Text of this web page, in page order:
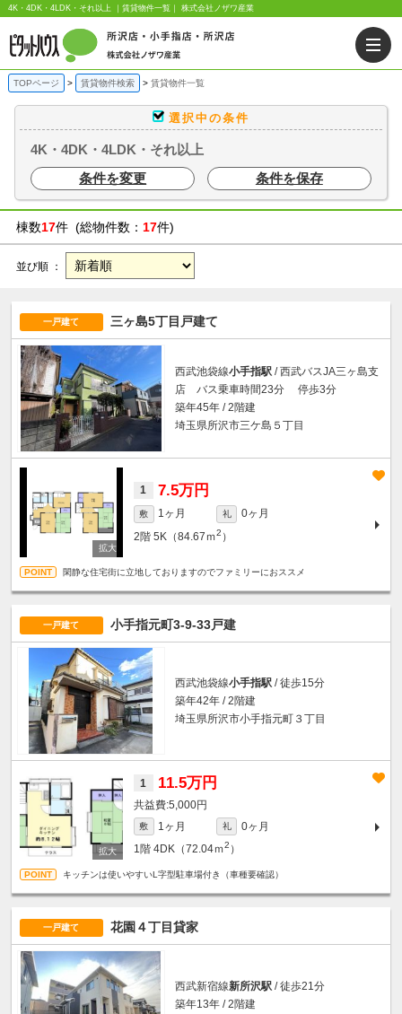
4K・4DK・4LDK・それ以上 ｜賃貸物件一覧｜ 株式会社ノザワ産業
TOPページ 賃貸物件検索 賃貸物件一覧
選択中の条件
4K・4DK・4LDK・それ以上
条件を変更
条件を保存
棟数17件 (総物件数： 17件)
並び順 ：
一戸建て 三ヶ島5丁目戸建て
西武池袋線小手指駅 / 西武バスJA三ヶ島支
店 バス乗車時間23分 停歩3分
築年45年 / 2階建
埼玉県所沢市三ケ島５丁目
1 7.5万円
敷 1ヶ月 礼
0ヶ月
2階 5K（84.67ｍ2 ）
閑静な住宅街に立地しておりますのでファミリーにおススメ
一戸建て 小手指元町3-9-33戸建
西武池袋線小手指駅 / 徒歩15分
築年42年 / 2階建
埼玉県所沢市小手指元町３丁目
1 11.5万円
5,000円
敷 1ヶ月 礼
0ヶ月
1階 4DK（72.04ｍ2 ）
キッチンは使いやすいL字型駐車場付き（車種要確認）
一戸建て 花園４丁目貸家
西武新宿線新所沢駅 / 徒歩21分
築年13年 / 2階建